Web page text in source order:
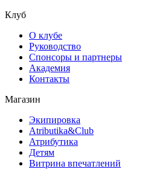
Клуб
О клубе
Руководство
Спонсоры и партнеры
Академия
Контакты
Магазин
Экипировка
Atributika&Club
Атрибутика
Детям
Витрина впечатлений